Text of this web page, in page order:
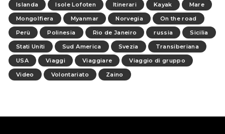
Islanda
Isole Lofoten Itinerari Kayak
Mare
Mongolfiera
Myanmar Norvegia
On the road
Perù
Polinesia Rio de Janeiro russia
Sicilia
Stati Uniti
Sud America Svezia
Transiberiana
USA
Viaggi Viaggiare
Viaggio di gruppo
Video
Volontariato Zaino